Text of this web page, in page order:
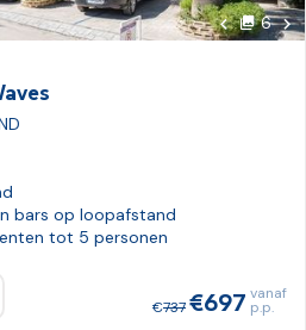
Vorige
6
foto's
bars op loopafstand
tot 5 personen
737 697 vanaf
p.p.